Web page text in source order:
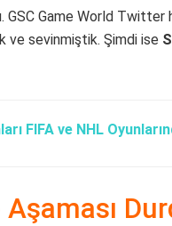
GSC Game World Twitter
ve sevinmiştik. Şimdi ise
FIFA ve NHL